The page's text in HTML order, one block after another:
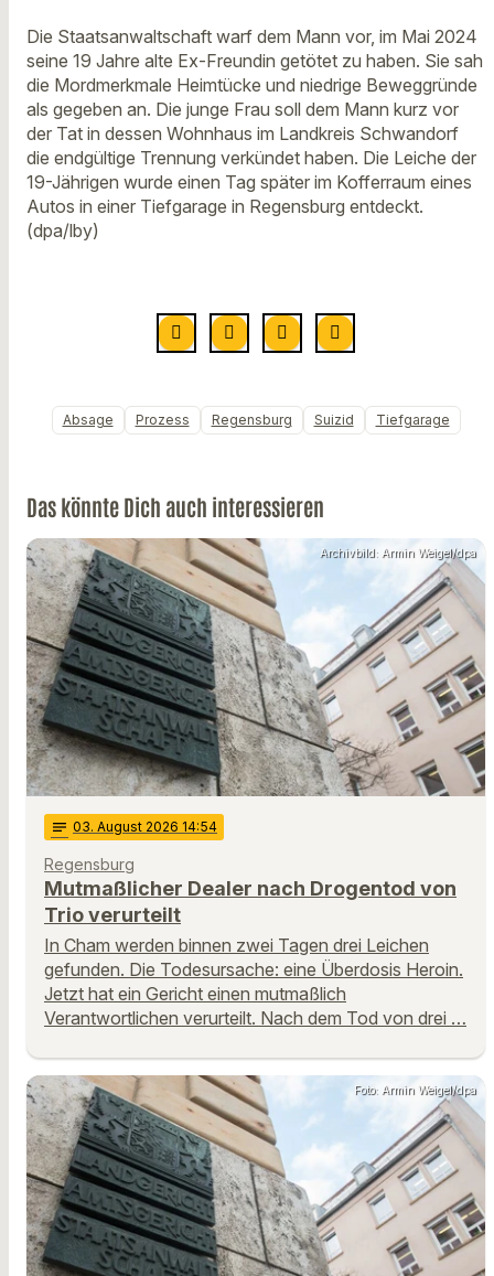
Die Staatsanwaltschaft warf dem Mann vor, im Mai 2024
seine 19 Jahre alte Ex-Freundin getötet zu haben. Sie sah
die Mordmerkmale Heimtücke und niedrige Beweggründe
als gegeben an. Die junge Frau soll dem Mann kurz vor
der Tat in dessen Wohnhaus im Landkreis Schwandorf
die endgültige Trennung verkündet haben. Die Leiche der
19-Jährigen wurde einen Tag später im Kofferraum eines
Autos in einer Tiefgarage in Regensburg entdeckt.
(dpa/lby)
Absage Prozess Regensburg Suizid Tiefgarage
Das könnte Dich auch interessieren
Archivbild: Armin Weigel/dpa
notes 03. August 2026 14:54
Regensburg
Mutmaßlicher Dealer nach Drogentod von
Trio verurteilt
In Cham werden binnen zwei Tagen drei Leichen
gefunden. Die Todesursache: eine Überdosis Heroin.
Jetzt hat ein Gericht einen mutmaßlich
Verantwortlichen verurteilt. Nach dem Tod von drei …
Foto: Armin Weigel/dpa